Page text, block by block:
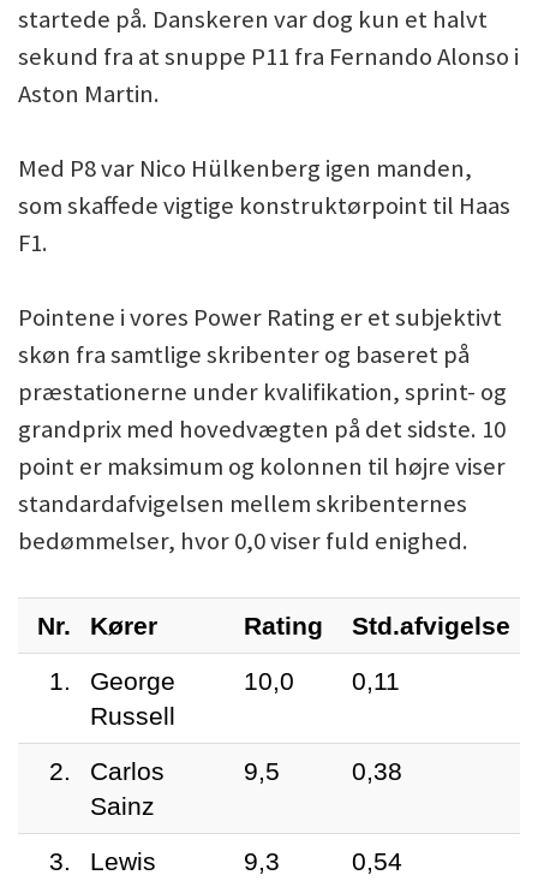
startede på. Danskeren var dog kun et halvt
sekund fra at snuppe P11 fra Fernando Alonso i
Aston Martin.
Med P8 var Nico Hülkenberg igen manden,
som skaffede vigtige konstruktørpoint til Haas
F1.
Pointene i vores Power Rating er et subjektivt
skøn fra samtlige skribenter og baseret på
præstationerne under kvalifikation, sprint- og
grandprix med hovedvægten på det sidste. 10
point er maksimum og kolonnen til højre viser
standardafvigelsen mellem skribenternes
bedømmelser, hvor 0,0 viser fuld enighed.
Nr. Kører Rating
Std.afvigelse
1.
George
Russell
10,0 0,11
2.
Carlos
Sainz
9,5 0,38
3.
Lewis
9,3 0,54